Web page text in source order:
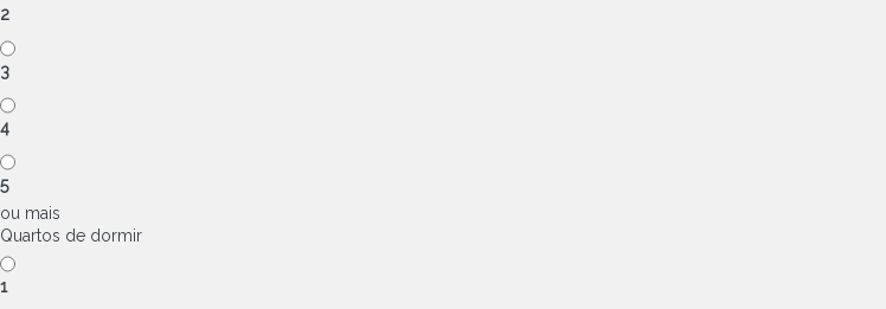
2
3
4
5
ou mais
Quartos de dormir
1